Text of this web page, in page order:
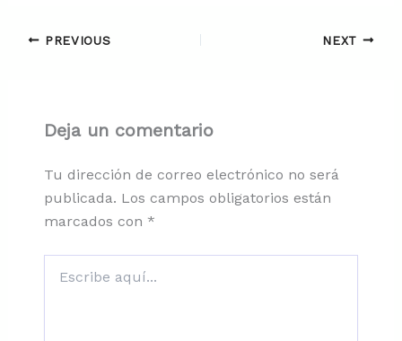
PREVIOUS NEXT
Deja un comentario
Tu dirección de correo electrónico no será
publicada. Los campos obligatorios están
marcados con *
aquí...